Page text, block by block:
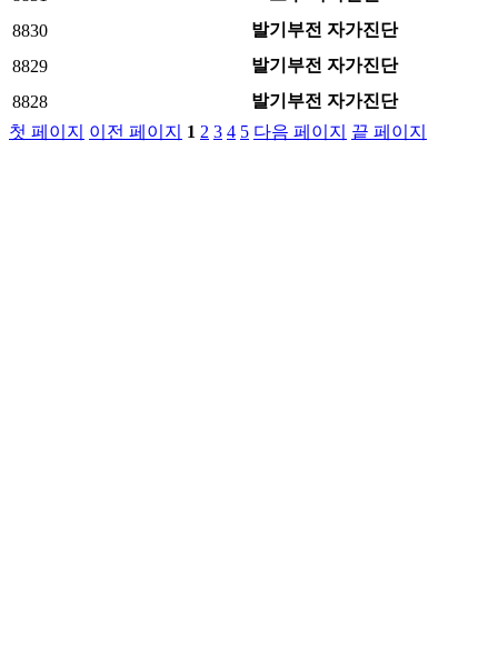
8830
발기부전 자가진단
8829
발기부전 자가진단
8828
발기부전 자가진단
첫 페이지
이전 페이지 1 2 3 4 5 다음 페이지 끝 페이지